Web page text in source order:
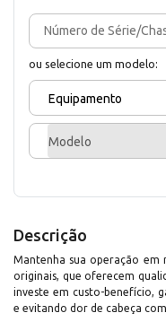
ou selecione um modelo:
Equipamento
Modelo
Descrição
Mantenha sua operação em
originais, que oferecem
investe em custo-benefício,
e evitando dor de cabeça